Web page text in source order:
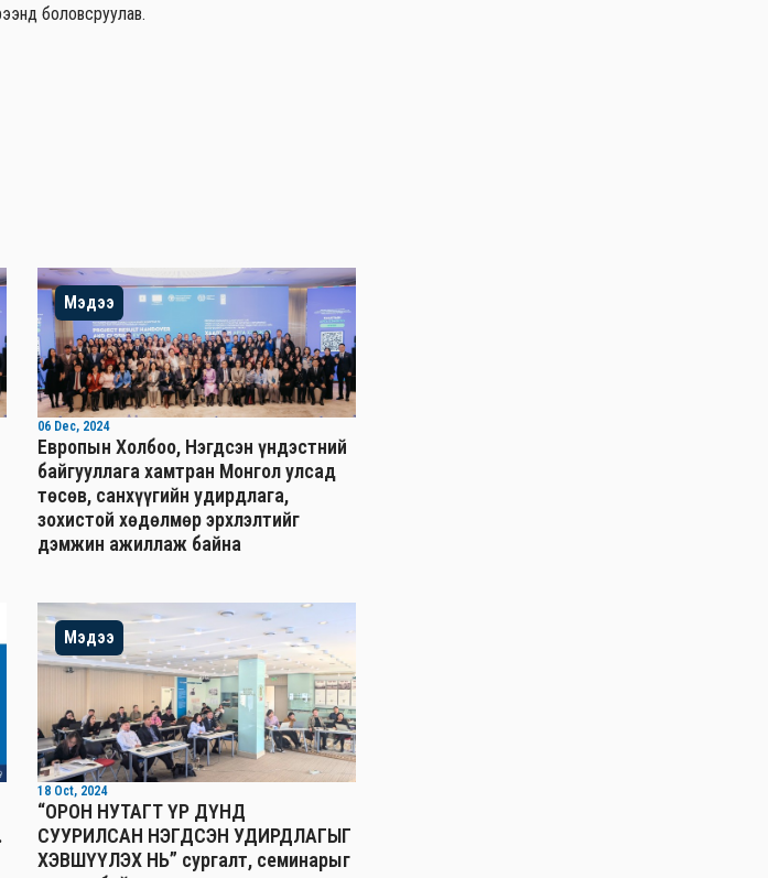
боловсруулав.
Мэдээ
06 Dec, 2024
Европын Холбоо, Нэгдсэн үндэстний
байгууллага хамтран Монгол улсад
төсөв, санхүүгийн удирдлага,
зохистой хөдөлмөр эрхлэлтийг
дэмжин ажиллаж байна
Мэдээ
18 Oct, 2024
“ОРОН НУТАГТ ҮР ДҮНД
СУУРИЛСАН НЭГДСЭН УДИРДЛАГЫГ
ХЭВШҮҮЛЭХ НЬ” сургалт, семинарыг